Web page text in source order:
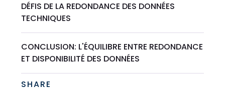
DÉFIS DE LA REDONDANCE DES DONNÉES
TECHNIQUES
CONCLUSION: L'ÉQUILIBRE ENTRE REDONDANCE
ET DISPONIBILITÉ DES DONNÉES
SHARE